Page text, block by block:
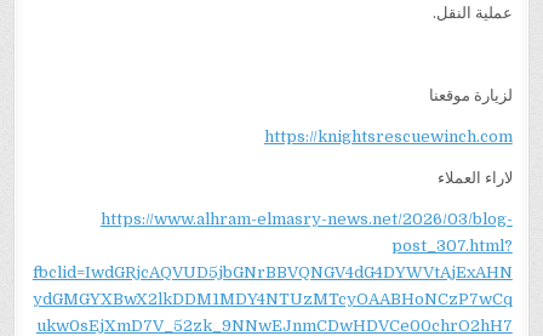
عملية النقل.
لزيارة موقعنا
https://knightsrescuewinch.com
لاراء العملاء
https://www.alhram-elmasry-news.net/2026/03/blog-
post_307.html?
fbclid=IwdGRjcAQVUD5jbGNrBBVQNGV4dG4DYWVtAjExAHN
ydGMGYXBwX2lkDDM1MDY4NTUzMTcyOAABHoNCzP7wCq
ukw0sEjXmD7V_52zk_9NNwEJnmCDwHDVCe00chrO2hH7